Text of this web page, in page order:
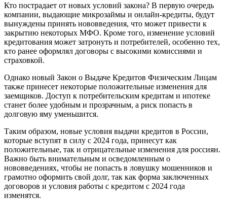
Кто пострадает от новых условий закона? В первую очередь
компании, выдающие микрозаймы и онлайн-кредиты, будут
вынуждены принять нововведения, что может привести к
закрытию некоторых МФО. Кроме того, изменение условий
кредитования может затронуть и потребителей, особенно тех,
кто ранее оформлял договоры с высокими комиссиями и
страховкой.
Однако новый Закон о Выдаче Кредитов Физическим Лицам
также принесет некоторые положительные изменения для
заемщиков. Доступ к потребительским кредитам и ипотеке
станет более удобным и прозрачным, а риск попасть в
долговую яму уменьшится.
Таким образом, новые условия выдачи кредитов в России,
которые вступят в силу с 2024 года, принесут как
положительные, так и отрицательные изменения для россиян.
Важно быть внимательным и осведомленным о
нововведениях, чтобы не попасть в ловушку мошенников и
грамотно оформить свой долг, так как форма заключенных
договоров и условия работы с кредитом с 2024 года
изменятся.